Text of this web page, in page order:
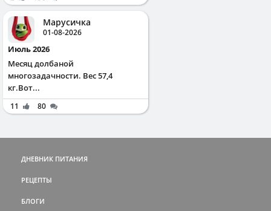
Марусичка
01-08-2026
Июль 2026
Месяц долбаной
многозадачности. Вес 57,4
кг.Вот...
11 80
ДНЕВНИК ПИТАНИЯ
РЕЦЕПТЫ
БЛОГИ